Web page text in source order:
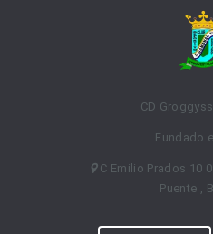
CD
Fundado
C Emilio Prados 10
Puente ,